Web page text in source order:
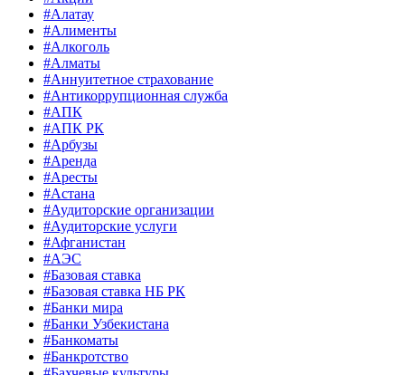
#Алатау
#Алименты
#Алкоголь
#Алматы
#Аннуитетное страхование
#Антикоррупционная служба
#АПК
#АПК РК
#Арбузы
#Аренда
#Аресты
#Астана
#Аудиторские организации
#Аудиторские услуги
#Афганистан
#АЭС
#Базовая ставка
#Базовая ставка НБ РК
#Банки мира
#Банки Узбекистана
#Банкоматы
#Банкротство